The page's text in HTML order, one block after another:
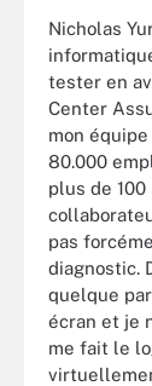
Nicholas
tester en
Center
mon
80.000
plus de 100
pas
diagnostic.
quelque
écran et je
me fait le